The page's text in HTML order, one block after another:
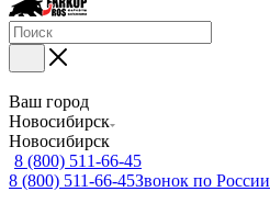
Ваш город
Новосибирск
Новосибирск
8 (800) 511-66-45
8 (800) 511-66-45Звонок по России